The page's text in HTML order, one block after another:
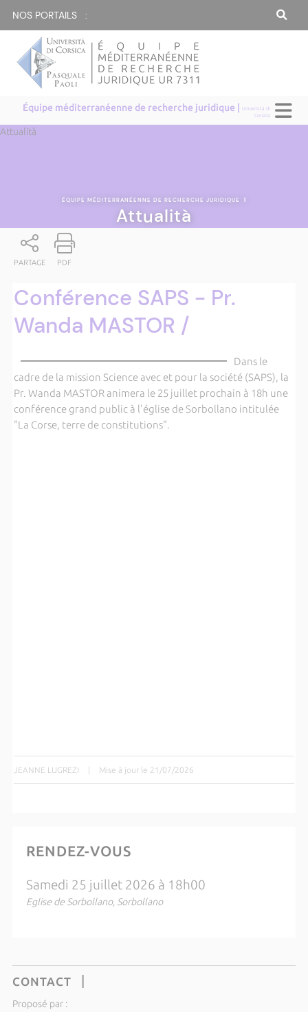
NOS PORTAILS :
Équipe méditerranéenne de recherche juridique |Università di
Corsica
Attualità
ÉQUIPE MÉDITERRANÉENNE DE RECHERCHE JURIDIQUE |
Attualità
PARTAGE PDF
Conférence SAPS - Pr.
Wanda MASTOR /
Dans le
cadre de la mission Science avec et pour la société (SAPS), la
Pr. Wanda MASTOR animera le 25 juillet prochain à 18h une
conférence grand public à l'église de Sorbollano intitulée
"La Corse, terre de constitutions".
JEANNE LUGREZI | Mise à jour le 21/07/2026
RENDEZ-VOUS
Samedi 25 juillet 2026 à 18h00
Eglise de Sorbollano, Sorbollano
CONTACT
Proposé par :